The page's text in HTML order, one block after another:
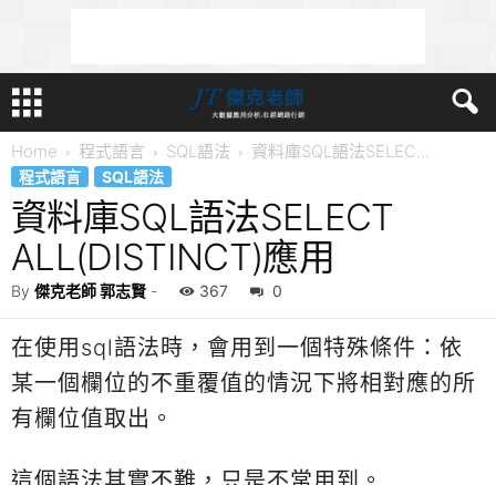
Home 程式語言 SQL語法 資料庫SQL語法SELEC...
程式語言 SQL語法
資料庫SQL語法SELECT
ALL(DISTINCT)應用
By 傑克老師 郭志賢- 367 0
在使用sql語法時，會用到一個特殊條件：依
某一個欄位的不重覆值的情況下將相對應的所
有欄位值取出。